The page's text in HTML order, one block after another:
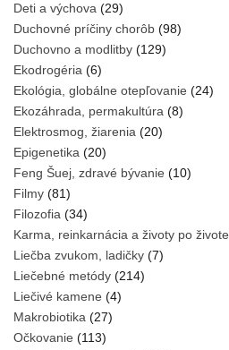
Deti a výchova (29)
Duchovné príčiny chorôb (98)
Duchovno a modlitby (129)
Ekodrogéria (6)
Ekológia, globálne otepľovanie (24)
Ekozáhrada, permakultúra (8)
Elektrosmog, žiarenia (20)
Epigenetika (20)
Feng Šuej, zdravé bývanie (10)
Filmy (81)
Filozofia (34)
Karma, reinkarnácia a životy po živote
Liečba zvukom, ladičky (7)
Liečebné metódy (214)
Liečivé kamene (4)
Makrobiotika (27)
Očkovanie (113)